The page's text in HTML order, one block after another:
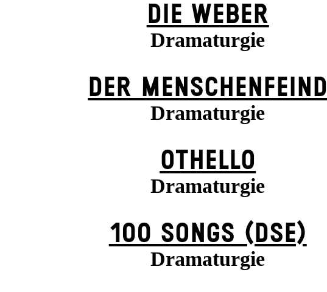
DIE WEBER
Dramaturgie
DER MENSCHENFEIND
Dramaturgie
OTHELLO
Dramaturgie
100 SONGS (DSE)
Dramaturgie